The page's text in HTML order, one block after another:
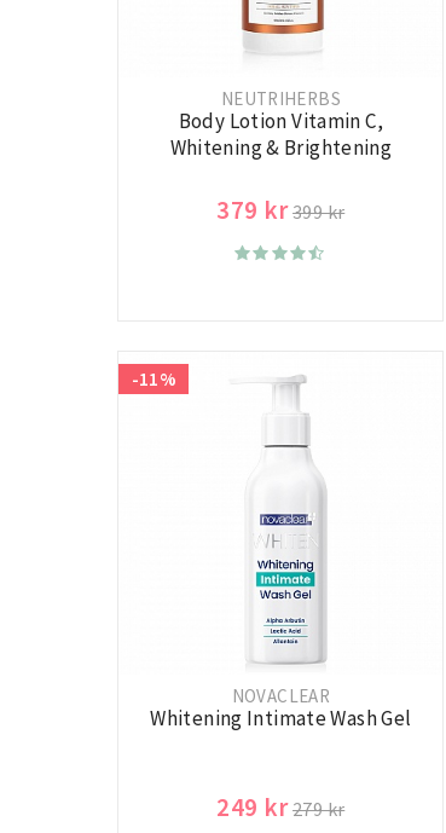
NEUTRIHERBS
Body Lotion Vitamin C,
Whitening & Brightening
379 kr399 kr
-11%
NOVACLEAR
Whitening Intimate Wash Gel
249 kr279 kr